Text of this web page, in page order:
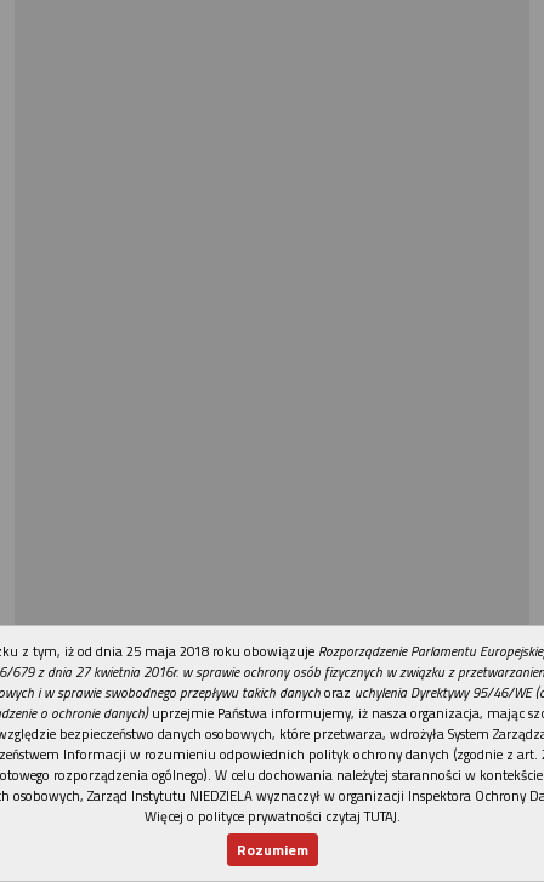
REKLAMA
z tym, iż od dnia 25 maja 2018 roku obowiązuje Rozporządzenie Parlamentu
679 z dnia 27 kwietnia 2016r. w sprawie ochrony osób fizycznych w związku z
i w sprawie swobodnego przepływu takich danychoraz uchylenia Dyrektywy 95/46/WE
o ochronie danych)uprzejmie Państwa informujemy, iż nasza organizacja, mając
bezpieczeństwo danych osobowych, które przetwarza, wdrożyła System
Informacji w rozumieniu odpowiednich polityk ochrony danych (zgodnie z art.
rozporządzenia ogólnego). W celu dochowania należytej staranności w
osobowych, Zarząd Instytutu NIEDZIELA wyznaczył w organizacji Inspektora Ochrony
Więcej o polityce prywatności czytaj TUTAJ.
Rozumiem